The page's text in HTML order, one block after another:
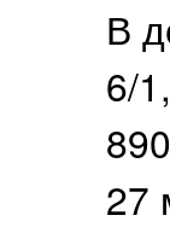
В
6/
27